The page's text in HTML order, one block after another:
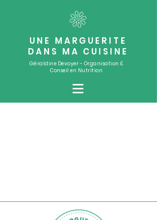
UNE MARGUERITE
DANS MA CUISINE
Géraldine Devoyer - Organisation &
Conseil en Nutrition